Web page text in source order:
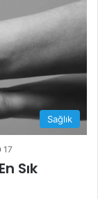
Sağlık
17
Sık